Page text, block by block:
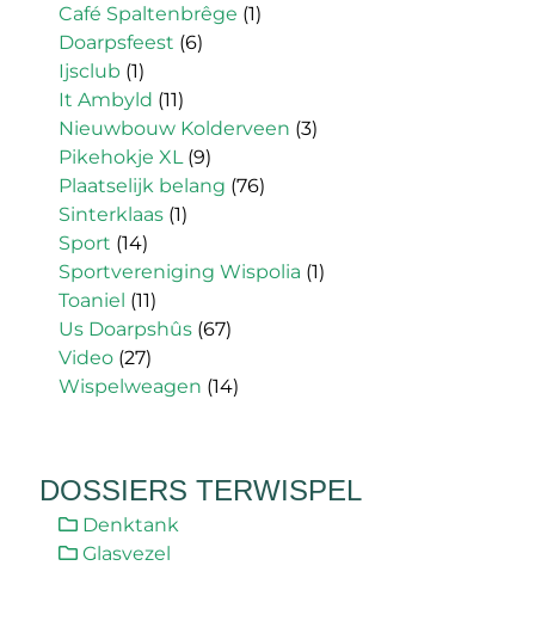
Café Spaltenbrêge (1)
Doarpsfeest (6)
Ijsclub (1)
It Ambyld (11)
Nieuwbouw Kolderveen (3)
Pikehokje XL(9)
Plaatselijk belang (76)
Sinterklaas (1)
Sport (14)
Sportvereniging Wispolia (1)
Toaniel (11)
Us Doarpshûs (67)
Video (27)
Wispelweagen (14)
DOSSIERS TERWISPEL
Denktank
Glasvezel